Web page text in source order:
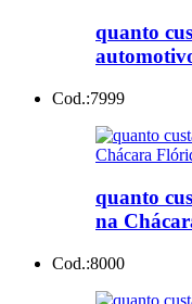
quanto
Cod.:7999
quanto
na
Cod.:8000